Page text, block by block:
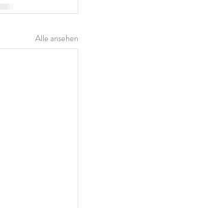
Alle ansehen